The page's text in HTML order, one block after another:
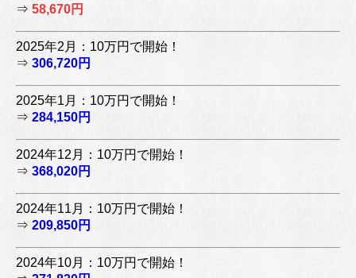
⇒ 58,670円
2025年2月：10万円で開始！
⇒ 306,720円
2025年1月：10万円で開始！
⇒ 284,150円
2024年12月：10万円で開始！
⇒ 368,020円
2024年11月：10万円で開始！
⇒ 209,850円
2024年10月：10万円で開始！